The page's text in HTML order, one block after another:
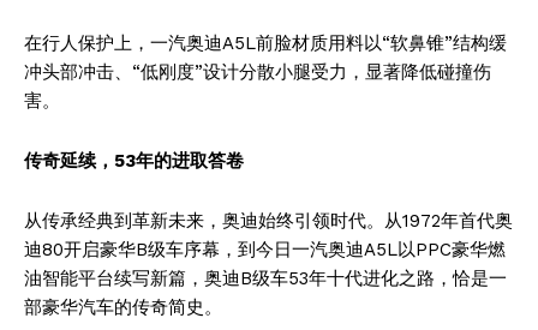
在行人保护上，一汽奥迪A5L前脸材质用料以“软鼻锥”结构缓
冲头部冲击、“低刚度”设计分散小腿受力，显著降低碰撞伤
害。
传奇延续， 53年的进取答卷
从传承经典到革新未来，奥迪始终引领时代。从1972年首代奥
迪80开启豪华B级车序幕，到今日一汽奥迪A5L以PPC豪华燃
油智能平台续写新篇，奥迪B级车53年十代进化之路，恰是一
部豪华汽车的传奇简史。